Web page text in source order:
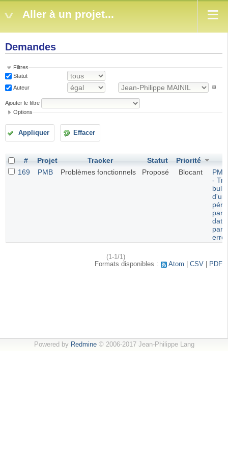
Aller à un projet...
Demandes
Filtres
Statut
Auteur
Ajouter le filtre
Options
Appliquer Effacer
# Projet Tracker Statut Priorité
169
PMB Problèmes fonctionnels Proposé Blocant
- Tri
d'un
par
date
(1-1/1)
Formats disponibles :
Atom CSV PDF
Powered by Redmine© 2006-2017 Jean-Philippe Lang